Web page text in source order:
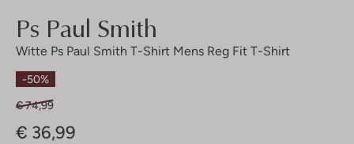
Ps Paul Smith
Witte Ps Paul Smith T-Shirt Mens Reg Fit T-Shirt
-50%
€ 74,99
€ 36,99